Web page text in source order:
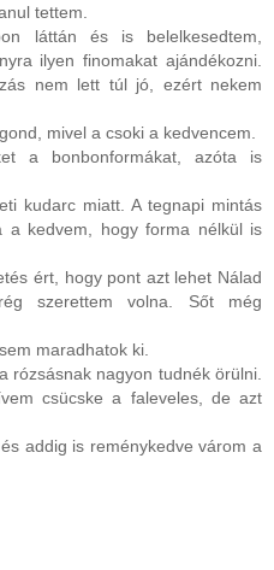
tettem.
láttán és is belelkesedtem,
ilyen finomakat ajándékozni.
nem lett túl jó, ezért nekem
mivel a csoki a kedvencem.
a bonbonformákat, azóta is
kudarc miatt. A tegnapi mintás
a kedvem, hogy forma nélkül is
ért, hogy pont azt lehet Nálad
szerettem volna. Sőt még
maradhatok ki.
rózsásnak nagyon tudnék örülni.
csücske a faleveles, de azt
addig is reménykedve várom a